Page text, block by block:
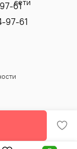
61
97-61